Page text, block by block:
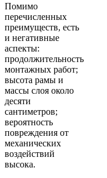
Помимо
перечисленных
преимуществ, есть
и негативные
аспекты:
продолжительность
монтажных работ;
высота рамы и
массы слоя около
десяти
сантиметров;
вероятность
повреждения от
механических
воздействий
высока.